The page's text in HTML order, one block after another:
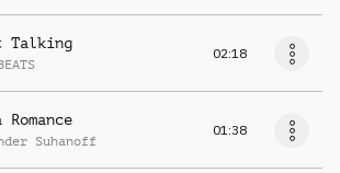
Talking
02:18
Romance
Suhanoff
01:38